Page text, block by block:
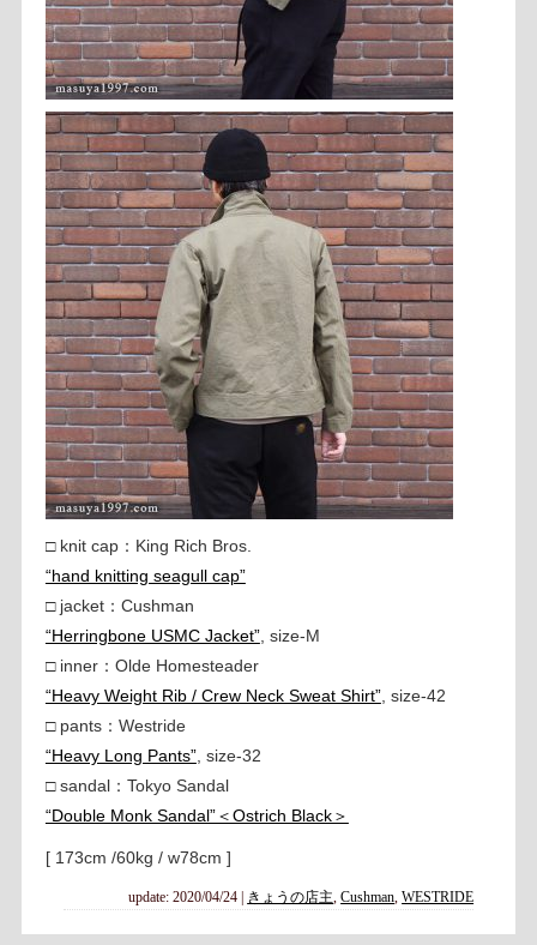
□ knit cap：King Rich Bros.
“hand knitting seagull cap”
□ jacket：Cushman
“Herringbone USMC Jacket”, size-M
□ inner：Olde Homesteader
“Heavy Weight Rib / Crew Neck Sweat Shirt”, size-42
□ pants：Westride
“Heavy Long Pants”, size-32
□ sandal：Tokyo Sandal
“Double Monk Sandal”＜Ostrich Black＞
[ 173cm /60kg / w78cm ]
update: 2020/04/24 | きょうの店主 ,Cushman ,WESTRIDE